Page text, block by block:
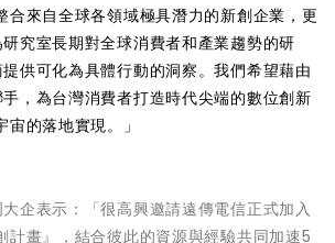
合來自全球各領域極具潛力的新創企業，更
究室長期對全球消費者和產業趨勢的研
供可化為具體行動的洞察。我們希望藉由
，為台灣消費者打造時代尖端的數位創新
的落地實現。」
企表示：「很高興邀請遠傳電信正式加入
計畫』，結合彼此的資源與經驗共同加速5